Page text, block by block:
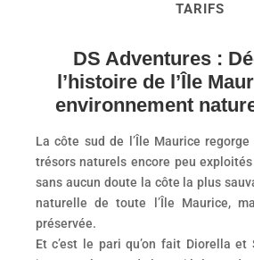
TARIFS
DS Adventures :
l’histoire de l’Île
environnement
La côte sud de l’Île Maurice
trésors naturels encore peu exploités
sans aucun doute la côte la plus
naturelle de toute l’Île Maurice,
préservée.
Et c’est le pari qu’on fait Diorella et